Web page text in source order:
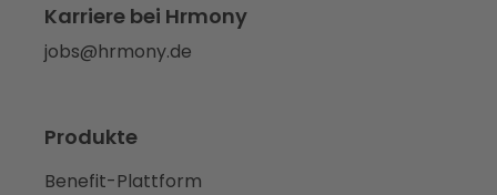
Karriere bei Hrmony
jobs@hrmony.de
Produkte
Benefit-Plattform